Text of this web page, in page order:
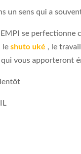
un sens qui a
se perfectionne
le shuto uké , le
qui vous apporteront